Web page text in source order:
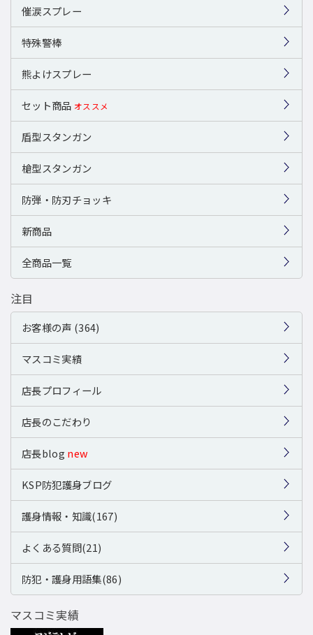
催涙スプレー
特殊警棒
熊よけスプレー
セット商品 オススメ
盾型スタンガン
槍型スタンガン
防弾・防刃チョッキ
新商品
全商品一覧
注目
お客様の声 (364)
マスコミ実績
店長プロフィール
店長のこだわり
店長blog new
KSP防犯護身ブログ
護身情報・知識(167)
よくある質問(21)
防犯・護身用語集(86)
マスコミ実績